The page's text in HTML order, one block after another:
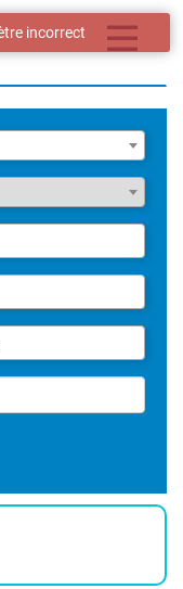
Toggle
incorrect